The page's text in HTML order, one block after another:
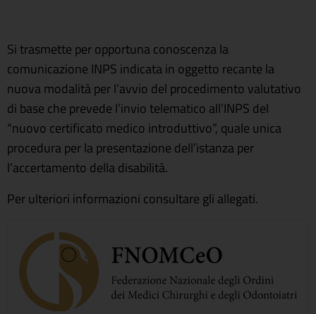
Si trasmette per opportuna conoscenza la
comunicazione INPS indicata in oggetto recante la
nuova modalità per l’avvio del procedimento valutativo
di base che prevede l’invio telematico all’INPS del
“nuovo certificato medico introduttivo”, quale unica
procedura per la presentazione dell’istanza per
l’accertamento della disabilità.
Per ulteriori informazioni consultare gli allegati.